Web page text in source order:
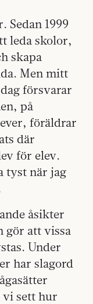
Sedan 1999
leda skolor,
skapa
Men mitt
försvarar
på
föräldrar
där
för elev.
tyst när jag
åsikter
gör att vissa
Under
har slagord
vi sett hur